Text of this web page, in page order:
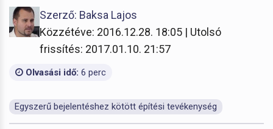
Szerző: Baksa Lajos
Közzétéve: 2016.12.28. 18:05 | Utolsó
frissítés: 2017.01.10. 21:57
Olvasási idő: 6 perc
Egyszerű bejelentéshez kötött építési tevékenység